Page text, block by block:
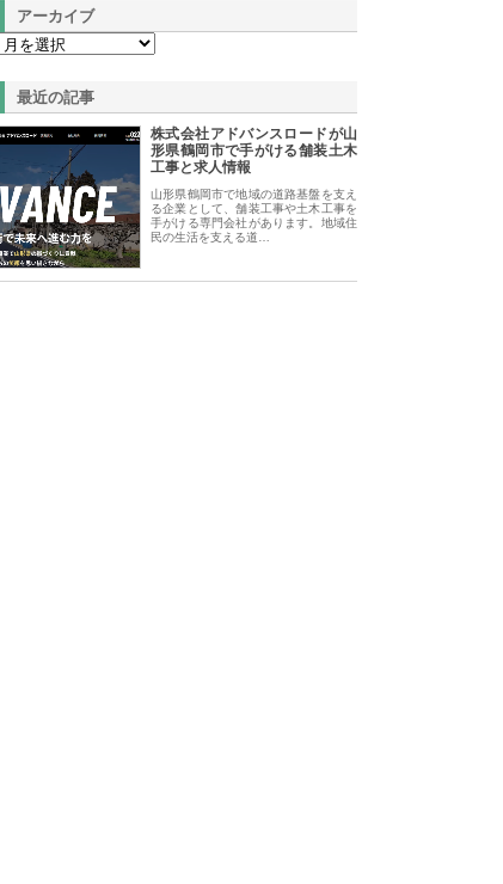
アーカイブ
最近の記事
株式会社アドバンスロードが山
形県鶴岡市で手がける舗装土木
工事と求人情報
山形県鶴岡市で地域の道路基盤を支え
る企業として、舗装工事や土木工事を
手がける専門会社があります。地域住
民の生活を支える道…